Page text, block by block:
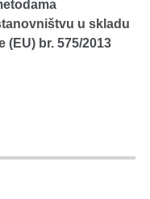
u skladu
(EU) br. 575/2013